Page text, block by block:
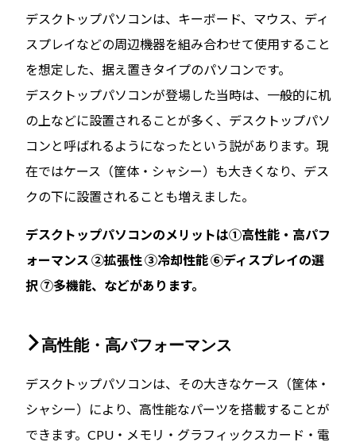
デスクトップパソコンは、キーボード、マウス、ディ
スプレイなどの周辺機器を組み合わせて使用すること
を想定した、据え置きタイプのパソコンです。
デスクトップパソコンが登場した当時は、一般的に机
の上などに設置されることが多く、デスクトップパソ
コンと呼ばれるようになったという説があります。現
在ではケース（筐体・シャシー）も大きくなり、デス
クの下に設置されることも増えました。
デスクトップパソコンのメリットは①高性能・高パフ
ォーマンス ②拡張性 ③冷却性能 ⑥ディスプレイの選
択 ⑦多機能、などがあります。
高性能・高パフォーマンス
デスクトップパソコンは、その大きなケース（筐体・
シャシー）により、高性能なパーツを搭載することが
できます。CPU・メモリ・グラフィックスカード・電